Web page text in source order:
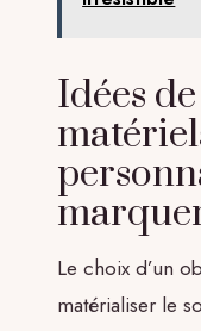
Idées
Le choix d’un
matérialiser le